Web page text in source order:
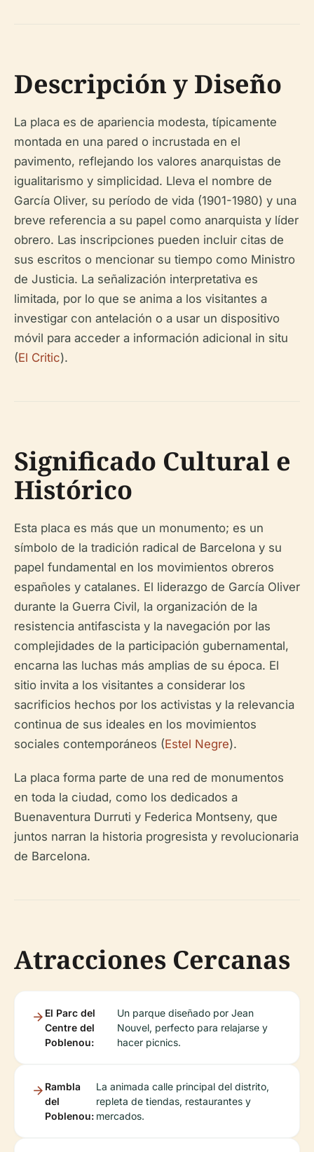
Descripción y Diseño
La placa es de apariencia modesta, típicamente
montada en una pared o incrustada en el
pavimento, reflejando los valores anarquistas de
igualitarismo y simplicidad. Lleva el nombre de
García Oliver, su período de vida (1901-1980) y una
breve referencia a su papel como anarquista y líder
obrero. Las inscripciones pueden incluir citas de
sus escritos o mencionar su tiempo como Ministro
de Justicia. La señalización interpretativa es
limitada, por lo que se anima a los visitantes a
investigar con antelación o a usar un dispositivo
móvil para acceder a información adicional in situ
(El Critic).
Significado Cultural e
Histórico
Esta placa es más que un monumento; es un
símbolo de la tradición radical de Barcelona y su
papel fundamental en los movimientos obreros
españoles y catalanes. El liderazgo de García Oliver
durante la Guerra Civil, la organización de la
resistencia antifascista y la navegación por las
complejidades de la participación gubernamental,
encarna las luchas más amplias de su época. El
sitio invita a los visitantes a considerar los
sacrificios hechos por los activistas y la relevancia
continua de sus ideales en los movimientos
sociales contemporáneos (Estel Negre).
La placa forma parte de una red de monumentos
en toda la ciudad, como los dedicados a
Buenaventura Durruti y Federica Montseny, que
juntos narran la historia progresista y revolucionaria
de Barcelona.
Atracciones Cercanas
El Parc del
Centre del
Poblenou:
Un parque diseñado por Jean
Nouvel, perfecto para relajarse y
hacer picnics.
Rambla
del
Poblenou:
La animada calle principal del distrito,
repleta de tiendas, restaurantes y
mercados.